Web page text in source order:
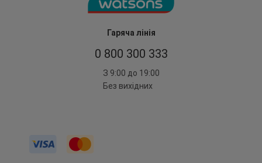
Гаряча лінія
0 800 300 333
З 9:00 до 19:00
Без вихідних